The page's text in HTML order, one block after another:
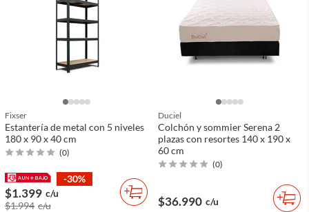
Fixser
Estantería de metal con 5 niveles
180 x 90 x 40 cm
(0)
-30%
$1.399 c/u
$1.994 c/u
Duciel
Colchón y sommier Serena 2
plazas con resortes 140 x 190 x
60 cm
(0)
$36.990 c/u